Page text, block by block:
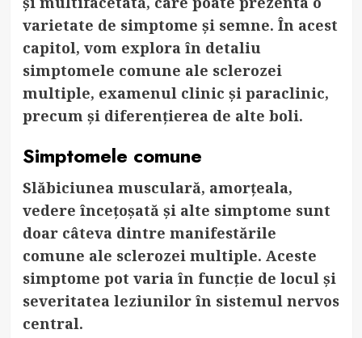
varietate de simptome și semne. În acest
capitol, vom explora în detaliu
simptomele comune ale sclerozei
multiple, examenul clinic și paraclinic,
precum și diferențierea de alte boli.
Simptomele comune
Slăbiciunea musculară, amorțeala,
vedere încețoșată și alte simptome sunt
doar câteva dintre manifestările
comune ale sclerozei multiple. Aceste
simptome pot varia în funcție de locul și
severitatea leziunilor în sistemul nervos
central.